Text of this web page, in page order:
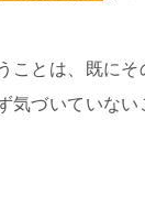
ことは、既にそ
気づいていない